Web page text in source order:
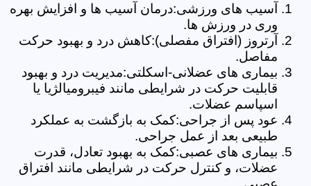
آسیب های ورزشی:درمان آسیب ها و افزایش بهره
وری در ورزش ها.
آرتروز (افتراق مفصلی):کاهش درد و بهبود حرکت
مفاصل.
بیماری های عضلانی-اسکلتی:مدیریت درد و بهبود
قابلیت حرکت در شرایطی مانند فیبرومیالژیا یا
اسپاسم عضلات.
عود پس از جراحی:کمک به بازگشت به عملکرد
طبیعی بعد از عمل جراحی.
بیماری های عصبی:کمک به بهبود تعادل، قدرت
عضلات، و کنترل حرکت در شرایطی مانند افتراق